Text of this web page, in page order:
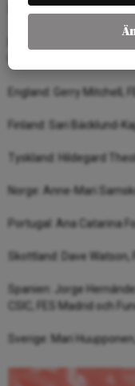
Sammanfattande
Danmark: Kasper
England: Gerry Mitchell,
Finland: Sari Bäcklund-
Tyskland: Hildegard
Norge: Anne-Mari
Portugal: Ana Catarina
Skottland: Dave Watson,
Spanien: Jorge
CSIC, FES Madrid och
Sverige: Mari